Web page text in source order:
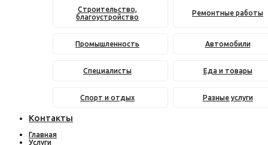
Строительство,
благоустройство
Ремонтные работы
Промышленность Автомобили
Специалисты Еда и товары
Спорт и отдых Разные услуги
Контакты
Главная
Услуги